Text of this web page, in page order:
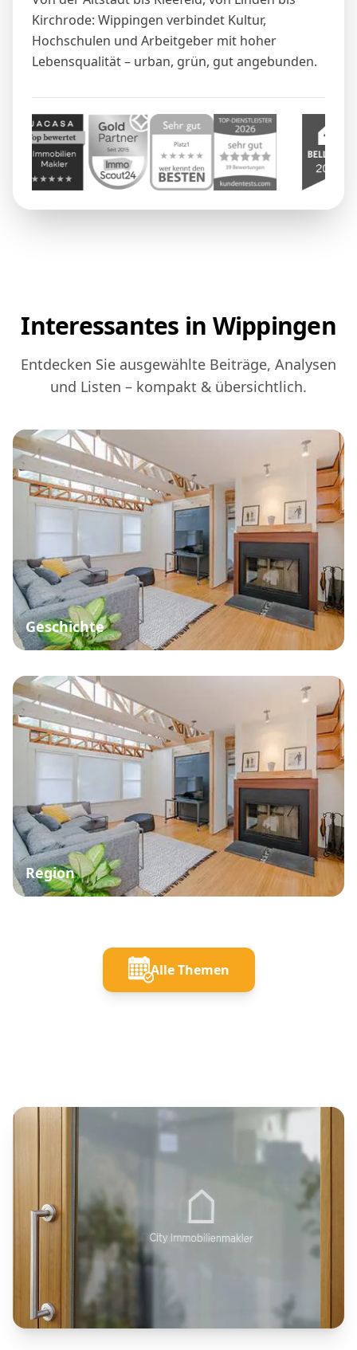
Kirchrode: Wippingen verbindet Kultur,
Hochschulen und Arbeitgeber mit hoher
Lebensqualität – urban, grün, gut angebunden.
Interessantes in Wippingen
Entdecken Sie ausgewählte Beiträge, Analysen
und Listen – kompakt & übersichtlich.
Geschichte
Region
Alle Themen